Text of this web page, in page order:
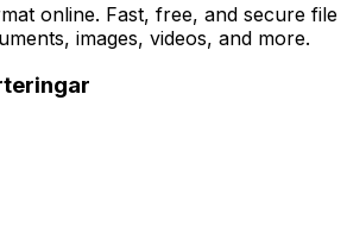
online. Fast, free, and secure file
images, videos, and more.